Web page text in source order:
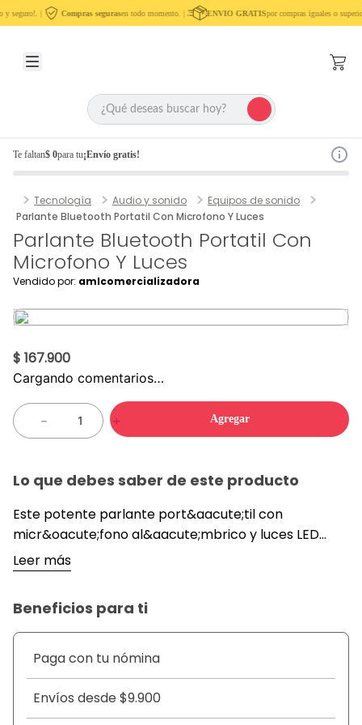
seguro!. | Compras segurasen todo momento. | ENVIO GRATISpor compras iguales o
Te faltan$ 0para tu¡Envío gratis!
Tecnología Audio y sonido
Equipos de sonido
Parlante Bluetooth Portatil Con Microfono Y Luces
Parlante Bluetooth Portatil Con
Microfono Y Luces
Vendido por: amlcomercializadora
$ 167.900
Cargando comentarios…
＋
－ Agregar
Lo que debes saber de este producto
Este potente parlante port&aacute;til con
micr&oacute;fono al&aacute;mbrico y luces LED
multicolor es perfecto para karaoke, reuniones,
celebraciones o simplemente disfrutar tu
dise&ntilde;o moderno y compacto lo hace
f&aacute;cil de transportar, mientras que su
bater&iacute;a recargable entretenimiento sin
preocuparte por cables. Con conexi&oacute;n
Bluetooth, entrada USB, auxiliar y ranura para
microSD, tendr&aacute;s m&uacute;ltiples opciones
Leer más
Beneficios para ti
Paga con tu nómina
Envíos desde $9.900